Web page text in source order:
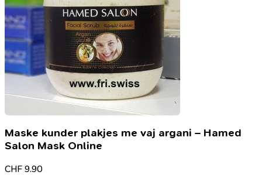
Maske kunder plakjes me vaj argani – Hamed
Salon Mask Online
CHF 9.90